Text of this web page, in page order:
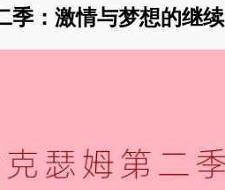
季：激情与梦想的继续